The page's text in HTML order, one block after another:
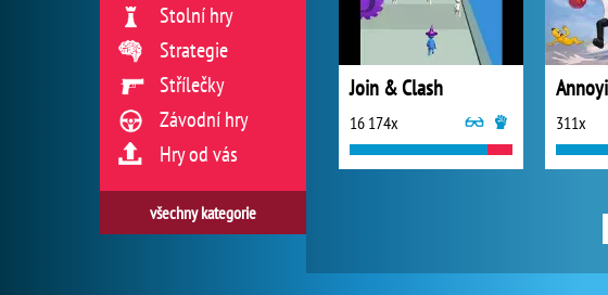
Join & Clash
16 174x 311x
Stolní hry
Strategie
Střílečky
Závodní hry
Hry od vás
všechny kategorie